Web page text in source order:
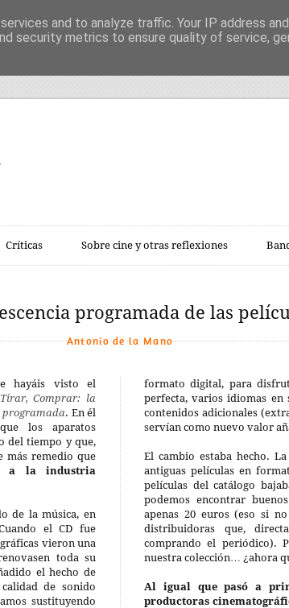
Críticas Sobre cine y otras reflexiones
programada de las
Antonio de la Mano
hayáis visto el
Comprar: la
programada. En él
los aparatos
del tiempo y que,
más remedio que
a la industria
de la música, en
el CD fue
vieron una
toda su
el hecho de
de sonido
sustituyendo
formato digital, para
perfecta, varios idiomas en
contenidos adicionales
servían como nuevo valor
El cambio estaba hecho.
antiguas películas en
películas del catálogo
podemos encontrar
apenas 20 euros (eso si
distribuidoras que,
comprando el periódico).
nuestra colección… ¿ahora
Al igual que pasó a
productoras
and to analyze traffic. Your IP address
security metrics to ensure quality of service,